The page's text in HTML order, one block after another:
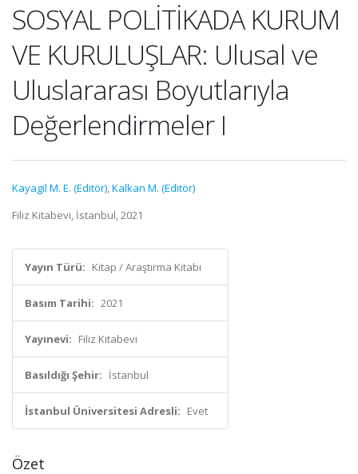
SOSYAL POLİTİKADA KURUM
VE KURULUŞLAR: Ulusal ve
Uluslararası Boyutlarıyla
Değerlendirmeler I
Kayagil M. E. (Editör),Kalkan M. (Editör)
Filiz Kitabevi, İstanbul, 2021
Yayın Türü: Kitap / Araştırma Kitabı
Basım Tarihi: 2021
Yayınevi: Filiz Kitabevi
Basıldığı Şehir: İstanbul
İstanbul Üniversitesi Adresli: Evet
Özet